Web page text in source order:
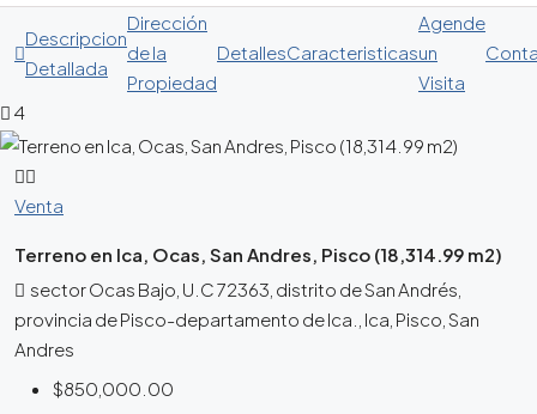
Descripcion
Detallada
Dirección
de la
Propiedad
DetallesCaracteristicas
Agende
un
Visita
4
Venta
Terreno en Ica, Ocas, San Andres, Pisco (18,314.99 m2)
sector Ocas Bajo, U.C 72363, distrito de San Andrés,
provincia de Pisco-departamento de Ica., Ica, Pisco, San
Andres
$850,000.00